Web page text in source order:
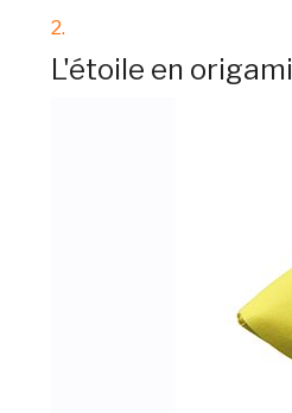
2.
L'étoile en origami